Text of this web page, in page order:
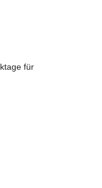
für